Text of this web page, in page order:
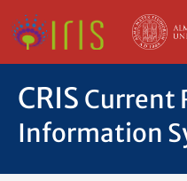
CRIS Current
Information